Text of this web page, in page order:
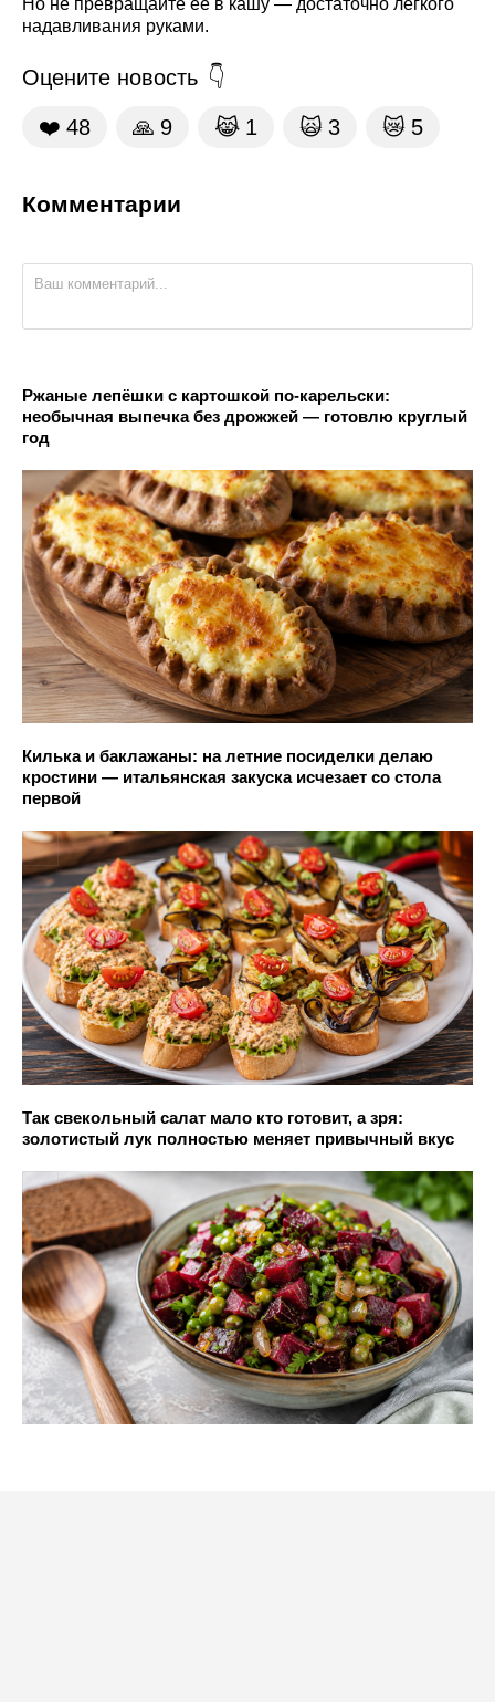
надавливания руками.
Оцените новость
❤️ 48 🙏 9 😹 1 🙀 3 😿 5
Комментарии
Ржаные лепёшки с картошкой по-карельски:
необычная выпечка без дрожжей — готовлю круглый
год
Килька и баклажаны: на летние посиделки делаю
кростини — итальянская закуска исчезает со стола
первой
Так свекольный салат мало кто готовит, а зря:
золотистый лук полностью меняет привычный вкус